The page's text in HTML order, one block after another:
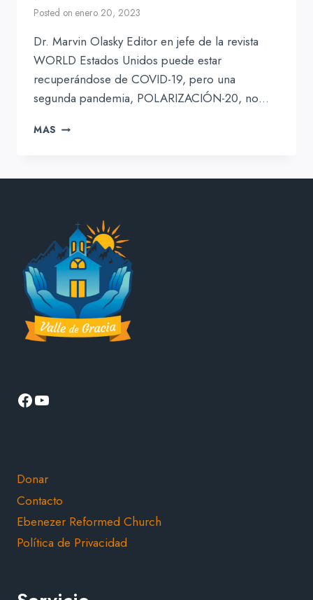
Posted on enero 20, 2023
Dr. Marvin Olasky Editor en jefe de la revista
WORLD Estados Unidos puede estar
recuperándose de COVID-19, pero una
segunda pandemia, POLARIZACIÓN-20, no…
MAS SOBREVIVIR
Facebook
YouTube
Donar
Contacto
Ebenezer Reformed Church
Política de Privacidad